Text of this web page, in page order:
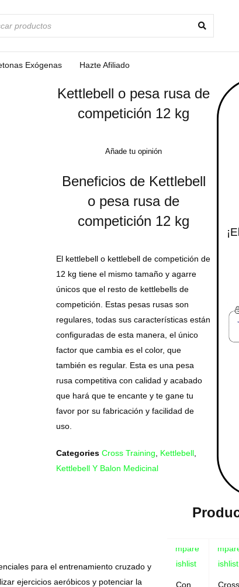
Exógenas Hazte Afiliado
Kettlebell o pesa rusa de
competición 12 kg
Añade tu opinión
Beneficios de Kettlebell
o pesa rusa de
competición 12 kg
El kettlebell o kettlebell de competición de
12 kg tiene el mismo tamaño y agarre
únicos que el resto de kettlebells de
competición. Estas pesas rusas son
regulares, todas sus características están
configuradas de esta manera, el único
factor que cambia es el color, que
también es regular. Esta es una pesa
rusa competitiva con calidad y acabado
que hará que te encante y te gane tu
favor por su fabricación y facilidad de
uso.
Categories Cross Training Kettlebell
Kettlebell Y Balon Medicinal
para el entrenamiento cruzado y
ejercicios aeróbicos y potenciar la
Compare
Wishlist
Con
Wishlist
Cross